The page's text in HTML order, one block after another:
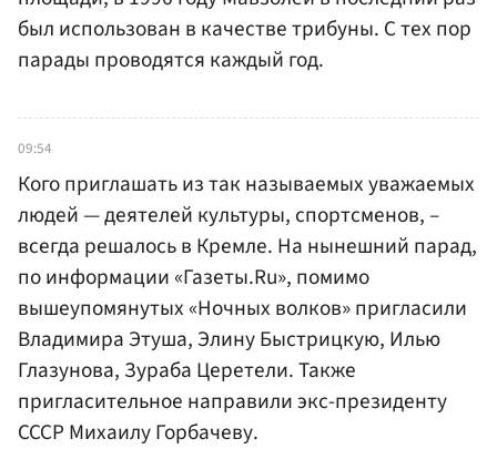
был использован в качестве трибуны. С тех пор
парады проводятся каждый год.
09:54
Кого приглашать из так называемых уважаемых
людей — деятелей культуры, спортсменов, –
всегда решалось в Кремле. На нынешний парад,
по информации «Газеты.Ru», помимо
вышеупомянутых «Ночных волков» пригласили
Владимира Этуша, Элину Быстрицкую, Илью
Глазунова, Зураба Церетели. Также
пригласительное направили экс-президенту
СССР Михаилу Горбачеву.